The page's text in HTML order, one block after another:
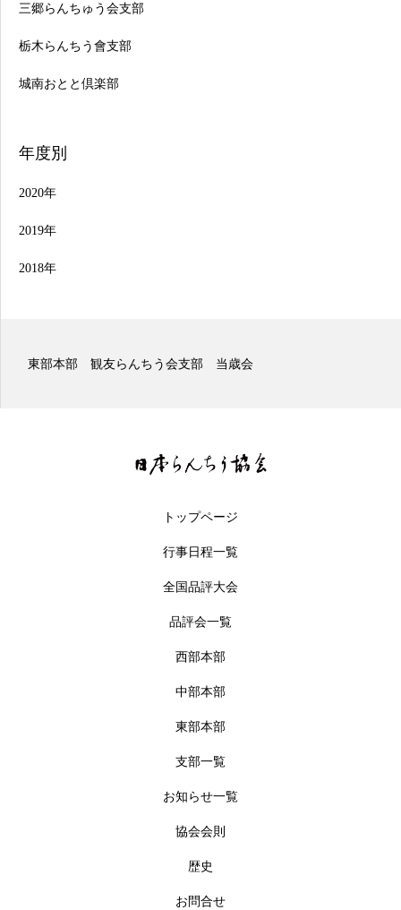
三郷らんちゅう会支部
栃木らんちう會支部
城南おとと倶楽部
年度別
2020年
2019年
2018年
東部本部 観友らんちう会支部 二歳会
トップページ
行事日程一覧
全国品評大会
品評会一覧
西部本部
中部本部
東部本部
支部一覧
お知らせ一覧
協会会則
歴史
お問合せ